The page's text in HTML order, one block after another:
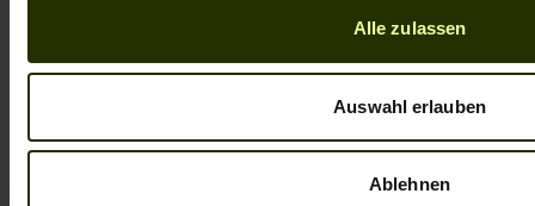
Alle zulassen
Auswahl erlauben
Ablehnen
unserer Webseite bestmöglich zu schützen.
Facebook
wiple® nutzt die Dienste der Facebook Ireland Ltd., 4 Grand
Canal Square Grand Canal Harbour, Dublin 2, Ireland.